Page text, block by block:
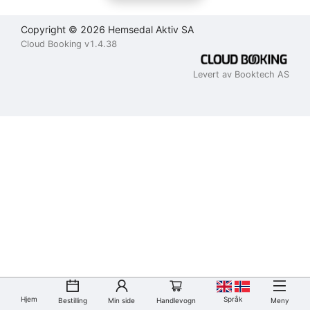
Copyright © 2026 Hemsedal Aktiv SA
Cloud Booking v1.4.38
Levert av Booktech AS
Hjem Bestilling Min side Handlevogn Språk Meny